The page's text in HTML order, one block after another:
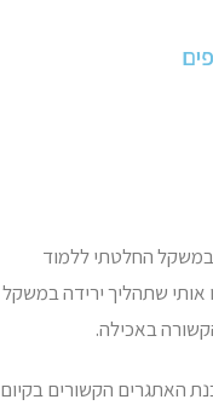
במשקל החלטתי ללמוד
אותי שתהליך ירידה במשקל
באכילה.
האתגרים הקשורים בקיום